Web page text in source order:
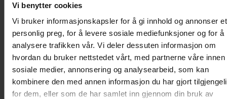
Vi benytter cookies
Vi bruker informasjonskapsler for å gi innhold og annonser et
personlig preg, for å levere sosiale mediefunksjoner og for å
analysere trafikken vår. Vi deler dessuten informasjon om
hvordan du bruker nettstedet vårt, med partnerne våre innen
sosiale medier, annonsering og analysearbeid, som kan
kombinere den med annen informasjon du har gjort
for dem, eller som de har samlet inn gjennom din bruk av
Hvorfor må man avvikle gamle systemer?
Noen ganger vil man, etter en nøye vurdering, se seg
nødt til å avvikle et gammelt system og bygge noe nytt.
Ofte dreier det seg om:
Kostnaden ved å drifte gammel teknologi videre